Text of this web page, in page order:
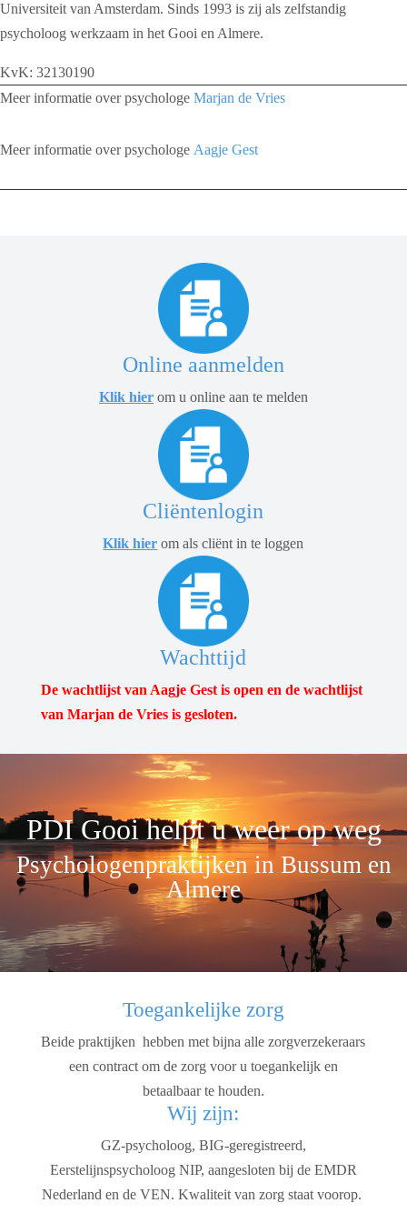
Universiteit van Amsterdam. Sinds 1993 is zij als zelfstandig
psycholoog werkzaam in het Gooi en Almere.
KvK: 32130190
Meer informatie over psychologe Marjan de Vries
Meer informatie over psychologe Aagje Gest
Online aanmelden
Klik hierom u online aan te melden
Cliëntenlogin
Klik hier om als cliënt in te loggen
Wachttijd
De wachtlijst van Aagje Gest is open en de wachtlijst
van Marjan de Vries is gesloten.
PDI Gooi helpt u weer op weg
Psychologenpraktijken in Bussum en
Almere
Toegankelijke zorg
Beide praktijken hebben met bijna alle zorgverzekeraars
een contract om de zorg voor u toegankelijk en
betaalbaar te houden.
Wij zijn:
GZ-psycholoog, BIG-geregistreerd,
Eerstelijnspsycholoog NIP, aangesloten bij de EMDR
Nederland en de VEN. Kwaliteit van zorg staat voorop.